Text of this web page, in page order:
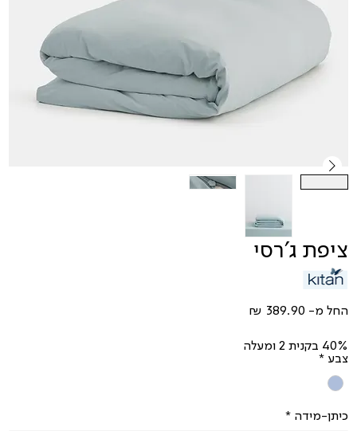
ציפת ג'רסי
החל מ-
40% בקנית 2 ומעלה
צבע *
כיתן-מידה *